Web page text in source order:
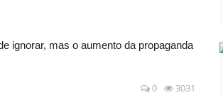
ignorar, mas o aumento da propaganda
0 3031